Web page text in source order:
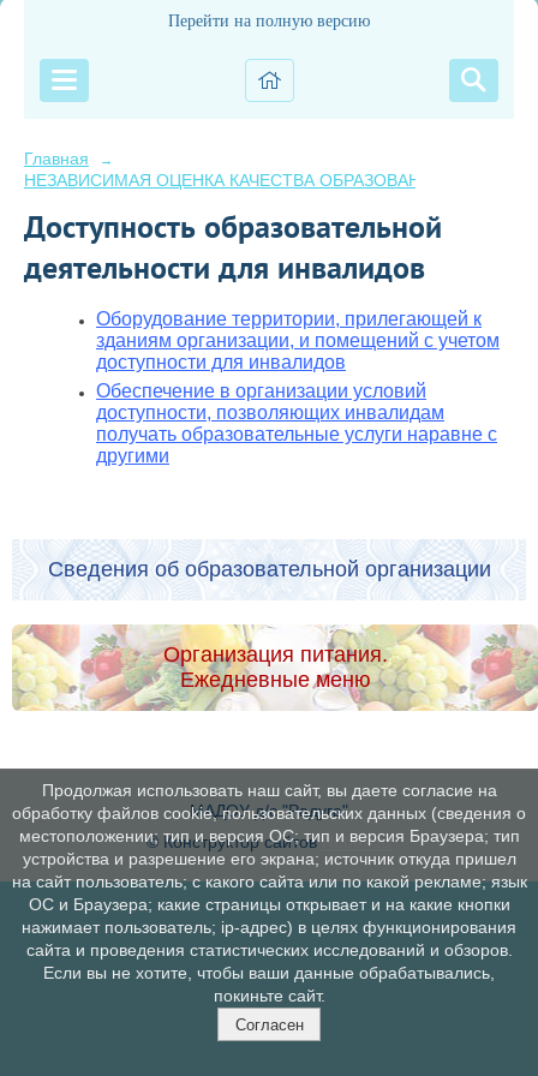
Перейти на полную версию
Главная →
НЕЗАВИСИМАЯ ОЦЕНКА КАЧЕСТВА ОБРАЗОВАНИЯ 2025 год
Доступность образовательной
деятельности для инвалидов
Оборудование территории, прилегающей к
зданиям организации, и помещений с учетом
доступности для инвалидов
Обеспечение в организации условий
доступности, позволяющих инвалидам
получать образовательные услуги наравне с
другими
Сведения об образовательной организации
Организация питания.
Ежедневные меню
МАДОУ д/с "Радуга"
© Конструктор сайтовNubex.ru
Продолжая использовать наш сайт, вы даете согласие на
обработку файлов cookie, пользовательских данных (сведения о
местоположении; тип и версия ОС; тип и версия Браузера; тип
устройства и разрешение его экрана; источник откуда пришел
на сайт пользователь; с какого сайта или по какой рекламе; язык
ОС и Браузера; какие страницы открывает и на какие кнопки
нажимает пользователь; ip-адрес) в целях функционирования
сайта и проведения статистических исследований и обзоров.
Если вы не хотите, чтобы ваши данные обрабатывались,
покиньте сайт.
Согласен